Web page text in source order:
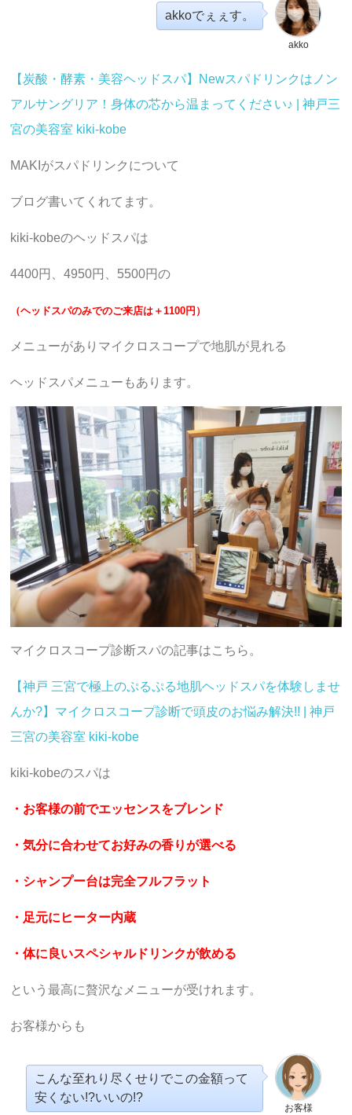
akko
akkoでぇぇす。
【炭酸・酵素・美容ヘッドスパ】Newスパドリンクはノン
アルサングリア！身体の芯から温まってください♪ | 神戸三
宮の美容室 kiki-kobe
MAKIがスパドリンクについて
ブログ書いてくれてます。
kiki-kobeのヘッドスパは
4400円、4950円、5500円の
（ヘッドスパのみでのご来店は＋1100円）
メニューがありマイクロスコープで地肌が見れる
ヘッドスパメニューもあります。
マイクロスコープ診断スパの記事はこちら。
【神戸 三宮で極上のぷるぷる地肌ヘッドスパを体験しませ
んか?】マイクロスコープ診断で頭皮のお悩み解決!! | 神戸
三宮の美容室 kiki-kobe
kiki-kobeのスパは
・お客様の前でエッセンスをブレンド
・気分に合わせてお好みの香りが選べる
・シャンプー台は完全フルフラット
・足元にヒーター内蔵
・体に良いスペシャルドリンクが飲める
という最高に贅沢なメニューが受けれます。
お客様からも
お客様
こんな至れり尽くせりでこの金額って
安くない!?いいの!?